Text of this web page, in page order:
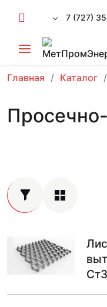
7 (727)
Главная Каталог